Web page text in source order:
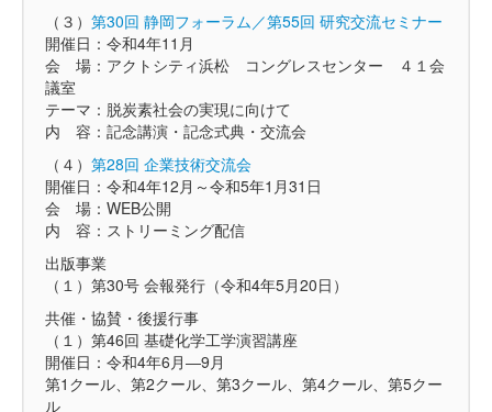
（３） 第30回 静岡フォーラム／第55回 研究交流セミナー
開催日：令和4年11月
会 場：アクトシティ浜松 コングレスセンター ４１会
議室
テーマ：脱炭素社会の実現に向けて
内 容：記念講演・記念式典・交流会
（４） 第28回 企業技術交流会
開催日：令和4年12月～令和5年1月31日
会 場：WEB公開
内 容：ストリーミング配信
出版事業
（１）第30号 会報発行（令和4年5月20日）
共催・協賛・後援行事
（１）第46回 基礎化学工学演習講座
開催日：令和4年6月―9月
第1クール、第2クール、第3クール、第4クール、第5クー
ル